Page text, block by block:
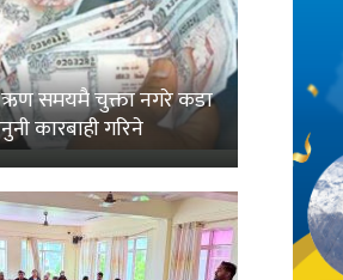
समयमै चुक्ता नगरे कडा
कारबाही गरिने